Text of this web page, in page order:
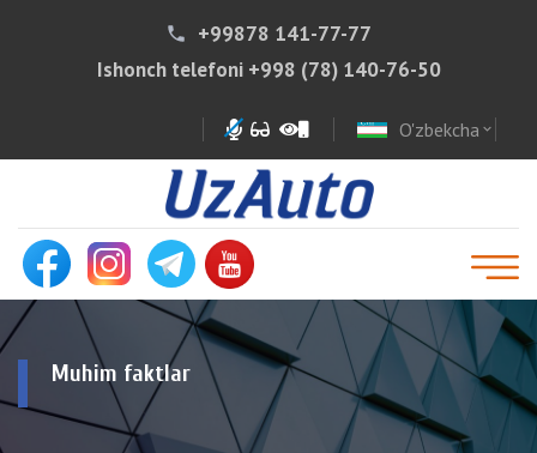
phone
+99878 141-77-77
Ishonch telefoni +998 (78) 140-76-50
O'zbekcha expand_more
Muhim faktlar